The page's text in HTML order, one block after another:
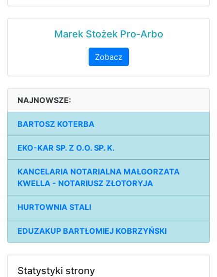
Marek Stożek Pro-Arbo
Zobacz
NAJNOWSZE:
BARTOSZ KOTERBA
EKO-KAR SP. Z O.O. SP. K.
KANCELARIA NOTARIALNA MAŁGORZATA
KWELLA - NOTARIUSZ ZŁOTORYJA
HURTOWNIA STALI
EDUZAKUP BARTŁOMIEJ KOBRZYŃSKI
Statystyki strony